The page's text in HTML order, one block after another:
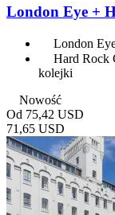
London Eye +
London
Hard Rock
kolejki
Nowość
Od 75,42 USD
71,65 USD